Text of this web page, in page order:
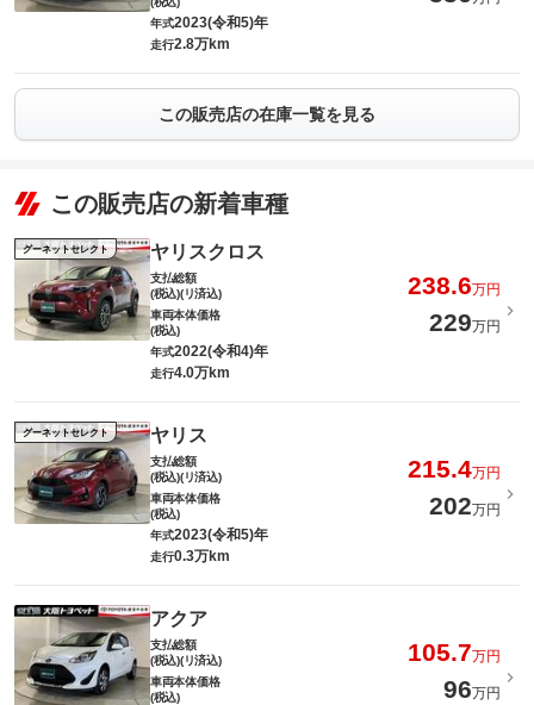
年式2023(令和5)年
走行2.8万km
この販売店の在庫一覧を見る
この販売店の新着車種
グーネットセレクト ヤリスクロス
支払総額
(税込)(リ済込)
238.6万円
車両本体価格
(税込)
229万円
年式2022(令和4)年
走行4.0万km
グーネットセレクト ヤリス
支払総額
(税込)(リ済込)
215.4万円
車両本体価格
(税込)
202万円
年式2023(令和5)年
走行0.3万km
アクア
支払総額
(税込)(リ済込)
105.7万円
車両本体価格
(税込)
96万円